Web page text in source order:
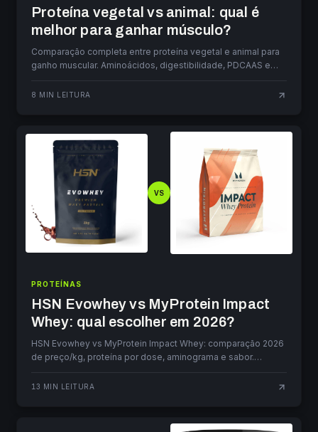
Proteína vegetal vs animal: qual é
melhor para ganhar músculo?
Comparação completa entre proteína vegetal e animal para
ganho muscular. Aminoácidos, digestibilidade, PDCAAS e
8 MIN LEITURA
VS
PROTEÍNAS
HSN Evowhey vs MyProtein Impact
Whey: qual escolher em 2026?
HSN Evowhey vs MyProtein Impact Whey: comparação 2026
de preço/kg, proteína por dose, aminograma e sabor.
13 MIN LEITURA